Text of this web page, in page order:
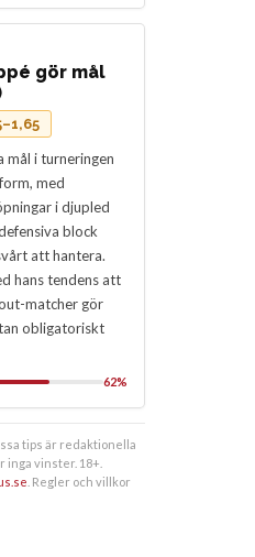
gör mål
mål i turneringen
med
i djupled
block
att hantera.
hans tendens att
matcher gör
obligatoriskt
62%
tips är redaktionella
vinster. 18+.
. Regler och villkor